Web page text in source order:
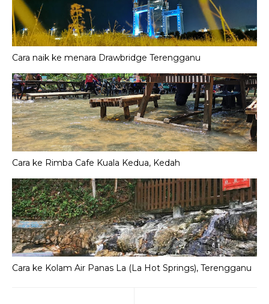
Cara naik ke menara Drawbridge Terengganu
Cara ke Rimba Cafe Kuala Kedua, Kedah
Cara ke Kolam Air Panas La (La Hot Springs), Terengganu